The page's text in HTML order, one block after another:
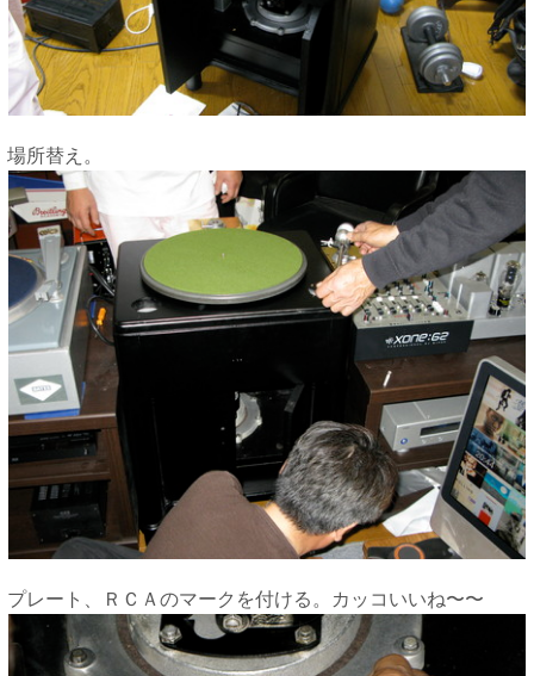
場所替え。
プレート、ＲＣＡのマークを付ける。カッコいいね〜〜